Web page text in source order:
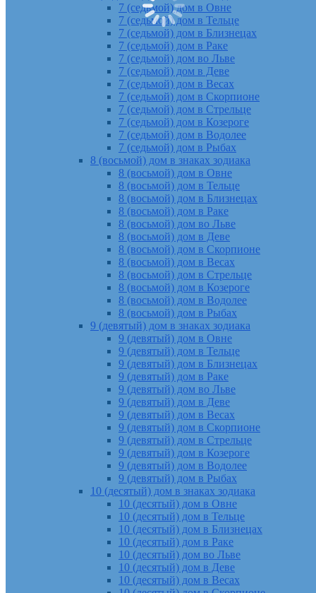
7 (седьмой) дом в Овне
7 (седьмой) дом в Тельце
7 (седьмой) дом в Близнецах
7 (седьмой) дом в Раке
7 (седьмой) дом во Льве
7 (седьмой) дом в Деве
7 (седьмой) дом в Весах
7 (седьмой) дом в Скорпионе
7 (седьмой) дом в Стрельце
7 (седьмой) дом в Козероге
7 (седьмой) дом в Водолее
7 (седьмой) дом в Рыбах
8 (восьмой) дом в знаках зодиака
8 (восьмой) дом в Овне
8 (восьмой) дом в Тельце
8 (восьмой) дом в Близнецах
8 (восьмой) дом в Раке
8 (восьмой) дом во Льве
8 (восьмой) дом в Деве
8 (восьмой) дом в Скорпионе
8 (восьмой) дом в Весах
8 (восьмой) дом в Стрельце
8 (восьмой) дом в Козероге
8 (восьмой) дом в Водолее
8 (восьмой) дом в Рыбах
9 (девятый) дом в знаках зодиака
9 (девятый) дом в Овне
9 (девятый) дом в Тельце
9 (девятый) дом в Близнецах
9 (девятый) дом в Раке
9 (девятый) дом во Льве
9 (девятый) дом в Деве
9 (девятый) дом в Весах
9 (девятый) дом в Скорпионе
9 (девятый) дом в Стрельце
9 (девятый) дом в Козероге
9 (девятый) дом в Водолее
9 (девятый) дом в Рыбах
10 (десятый) дом в знаках зодиака
10 (десятый) дом в Овне
10 (десятый) дом в Тельце
10 (десятый) дом в Близнецах
10 (десятый) дом в Раке
10 (десятый) дом во Льве
10 (десятый) дом в Деве
10 (десятый) дом в Весах